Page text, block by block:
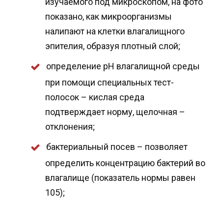
показано, как микроорганизмы
налипают на клетки влагалищного
эпителия, образуя плотный слой;
определение рН влагалищной среды
при помощи специальных тест-
полосок – кислая среда
подтверждает норму, щелочная –
отклонения;
бактериальный посев – позволяет
определить концентрацию бактерий во
влагалище (показатель нормы равен
105);